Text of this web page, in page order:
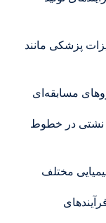
پزشکی مانند
مسابقه‌ای
نشتی در خطوط
مختلف